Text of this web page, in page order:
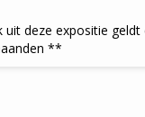
deze expositie geldt
**